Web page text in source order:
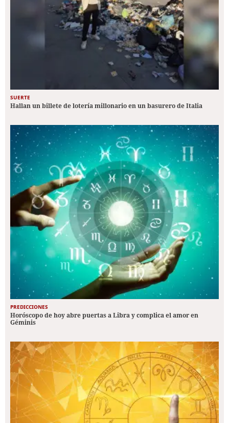
SUERTE
Hallan un billete de lotería millonario en un basurero de Italia
PREDICCIONES
Horóscopo de hoy abre puertas a Libra y complica el amor en
Géminis